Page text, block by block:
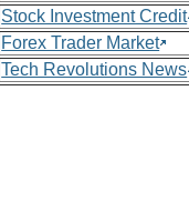
Stock Investment Credit
Forex Trader Market
Tech Revolutions News